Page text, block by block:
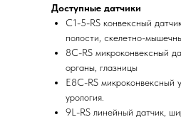
Доступные датчики
C1-5-RS конвексный
полости, скелетно-
8C-RS микроконвексный
органы, глазницы
E8C-RS микроконвексный
урология.
9L-RS линейный датчик,